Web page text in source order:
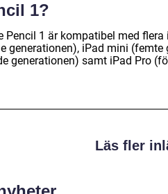
1?
Pencil 1 är kompatibel med
generationen), iPad mini
generationen) samt iPad Pro
Läs fler